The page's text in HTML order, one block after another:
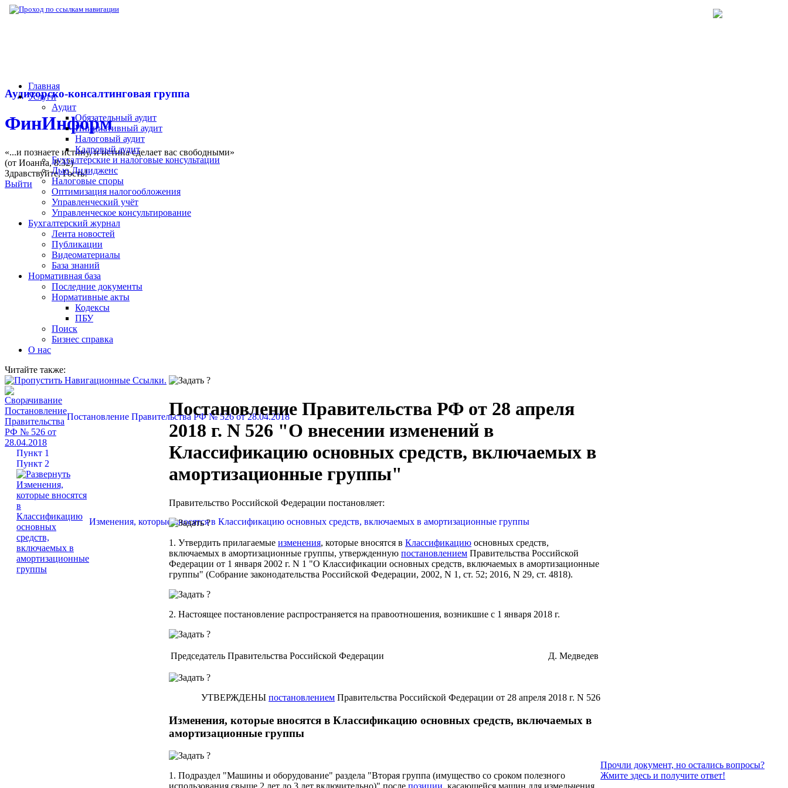
Аудиторско-консалтинговая группа
ФинИнформ
«...и познаете истину, и истина сделает вас свободными»
(от Иоанна, 8:32)
Здравствуйте,Гость!
Выйти
Главная
Услуги
Аудит
Обязательный аудит
Инициативный аудит
Налоговый аудит
Кадровый аудит
Бухгалтерские и налоговые консультации
Дью Дилидженс
Налоговые споры
Оптимизация налогообложения
Управленческий учёт
Управленческое консультирование
Бухгалтерский журнал
Лента новостей
Публикации
Видеоматериалы
База знаний
Нормативная база
Последние документы
Нормативные акты
Кодексы
ПБУ
Поиск
Бизнес справка
О нас
Читайте также:
Постановление Правительства РФ № 526 от 28.04.2018
Пункт 1
Пункт 2
Изменения, которые вносятся в Классификацию основных средств, включаемых в амортизационные группы
Постановление Правительства РФ от 28 апреля
2018 г. N 526 "О внесении изменений в
Классификацию основных средств, включаемых в
амортизационные группы"
Правительство Российской Федерации постановляет:
1. Утвердить прилагаемые изменения, которые вносятся в Классификацию основных средств,
включаемых в амортизационные группы, утвержденную постановлением Правительства Российской
Федерации от 1 января 2002 г. N 1 "О Классификации основных средств, включаемых в амортизационные
группы" (Собрание законодательства Российской Федерации, 2002, N 1, ст. 52; 2016, N 29, ст. 4818).
2. Настоящее постановление распространяется на правоотношения, возникшие с 1 января 2018 г.
Председатель Правительства Российской Федерации Д. Медведев
УТВЕРЖДЕНЫ постановлением Правительства Российской Федерации от 28 апреля 2018 г. N 526
Изменения, которые вносятся в Классификацию основных средств, включаемых в
амортизационные группы
1. Подраздел "Машины и оборудование" раздела "Вторая группа (имущество со сроком полезного
Прочли документ, но остались вопросы?
Жмите здесь и получите ответ!